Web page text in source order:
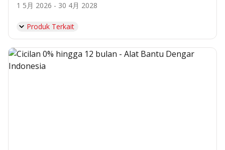
1 5月 2026 - 30 4月 2028
Produk Terkait